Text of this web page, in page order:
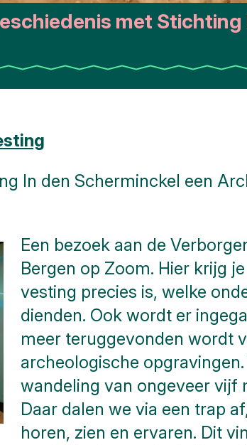
met
In den Scherminckel een
Een bezoek aan de
Bergen op Zoom. Hier krijg
vesting precies is, welke
dienden. Ook wordt er
meer teruggevonden wordt
archeologische
wandeling van ongeveer vijf
Daar dalen we via een trap
horen, zien en ervaren. Dit